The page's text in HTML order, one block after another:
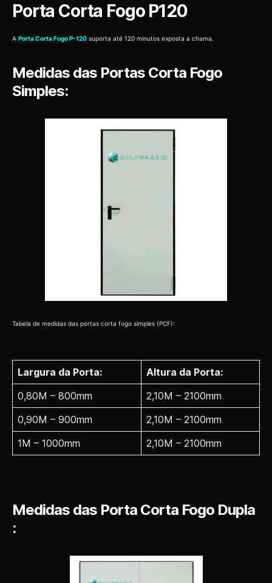
Porta Corta Fogo P120
A Porta Corta Fogo P-120 suporta até 120 minutos exposta a chama.
Medidas das Portas Corta Fogo
Simples:
Tabela de medidas das portas corta fogo simples (PCF):
Largura da Porta:
Altura da Porta:
0,80M – 800mm
2,10M – 2100mm
0,90M – 900mm
2,10M – 2100mm
1M – 1000mm
2,10M – 2100mm
Medidas das Porta Corta Fogo Dupla
: